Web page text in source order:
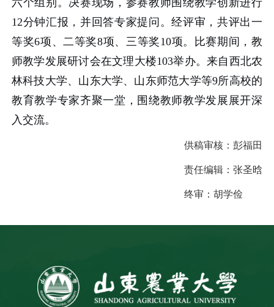
六个组别。决赛现场，参赛教师围绕教学创新进行
12分钟汇报，并回答专家提问。经评审，共评出一
等奖6项、二等奖8项、三等奖10项。比赛期间，教
师教学发展研讨会在文理大楼103举办。来自西北农
林科技大学、山东大学、山东师范大学等9所高校的
教育教学专家齐聚一堂，围绕教师教学发展展开深
入交流。
供稿审核：彭福田
责任编辑：张圣晗
终审：胡学俭